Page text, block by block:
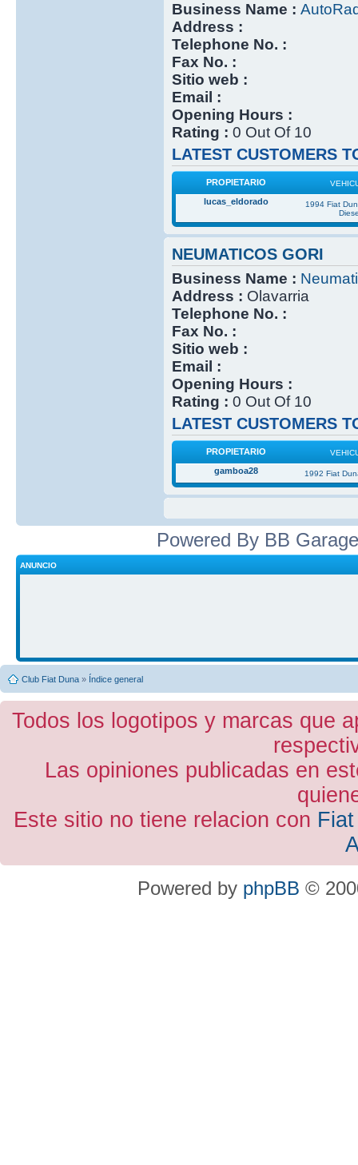
Business Name :
Address :
Telephone No. :
Fax No. :
Sitio web :
Email :
Opening Hours :
Rating : 0 Out Of 10
LATEST CUSTOMERS
PROPIETARIO
lucas_eldorado
1994 Fiat
NEUMATICOS GORI
Business Name :
Address : Olavarria
Telephone No. :
Fax No. :
Sitio web :
Email :
Opening Hours :
Rating : 0 Out Of 10
LATEST CUSTOMERS
PROPIETARIO
gamboa28 1992 Fiat
Powered By BB
ANUNCIO
Club Fiat Duna » Índice general
Todos los logotipos y marcas que
Las opiniones publicadas en
Este sitio no tiene relacion con
Powered by phpBB ©